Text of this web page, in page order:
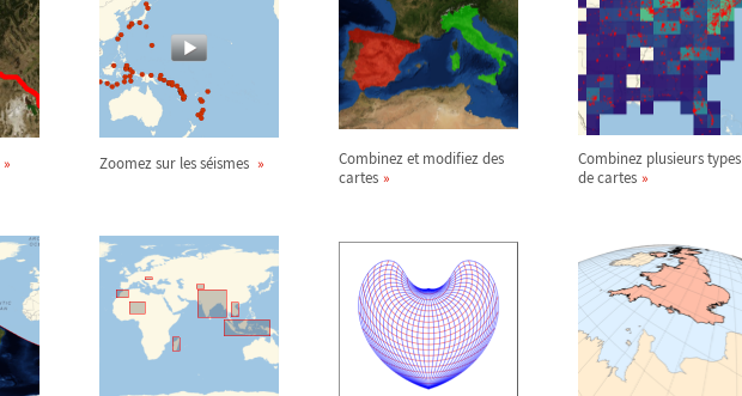
Zoomez sur les séismes
Combinez et modifiez des
cartes
Combinez plusieurs types
de cartes